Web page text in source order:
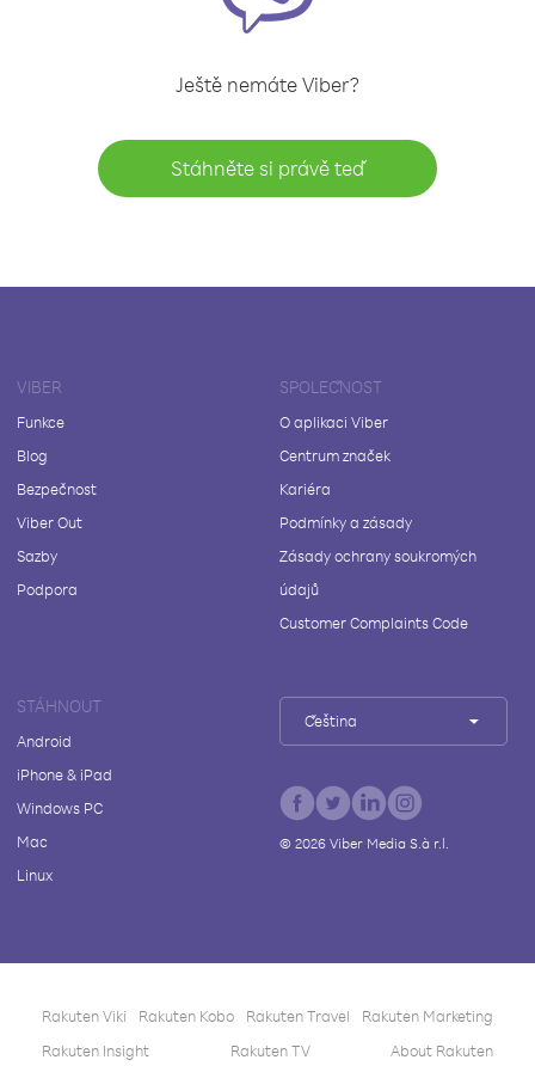
Ještě nemáte Viber?
Stáhněte si právě teď
VIBER
Funkce
Blog
Bezpečnost
Viber Out
Sazby
Podpora
SPOLEČNOST
O aplikaci Viber
Centrum značek
Kariéra
Podmínky a zásady
Zásady ochrany soukromých
údajů
Customer Complaints Code
STÁHNOUT
Android
iPhone & iPad
Windows PC
Mac
Linux
Čeština
© 2026Viber Media S.à r.l.
Rakuten Viki Rakuten Kobo Rakuten Travel
Rakuten Marketing
Rakuten Insight
Rakuten TV About Rakuten